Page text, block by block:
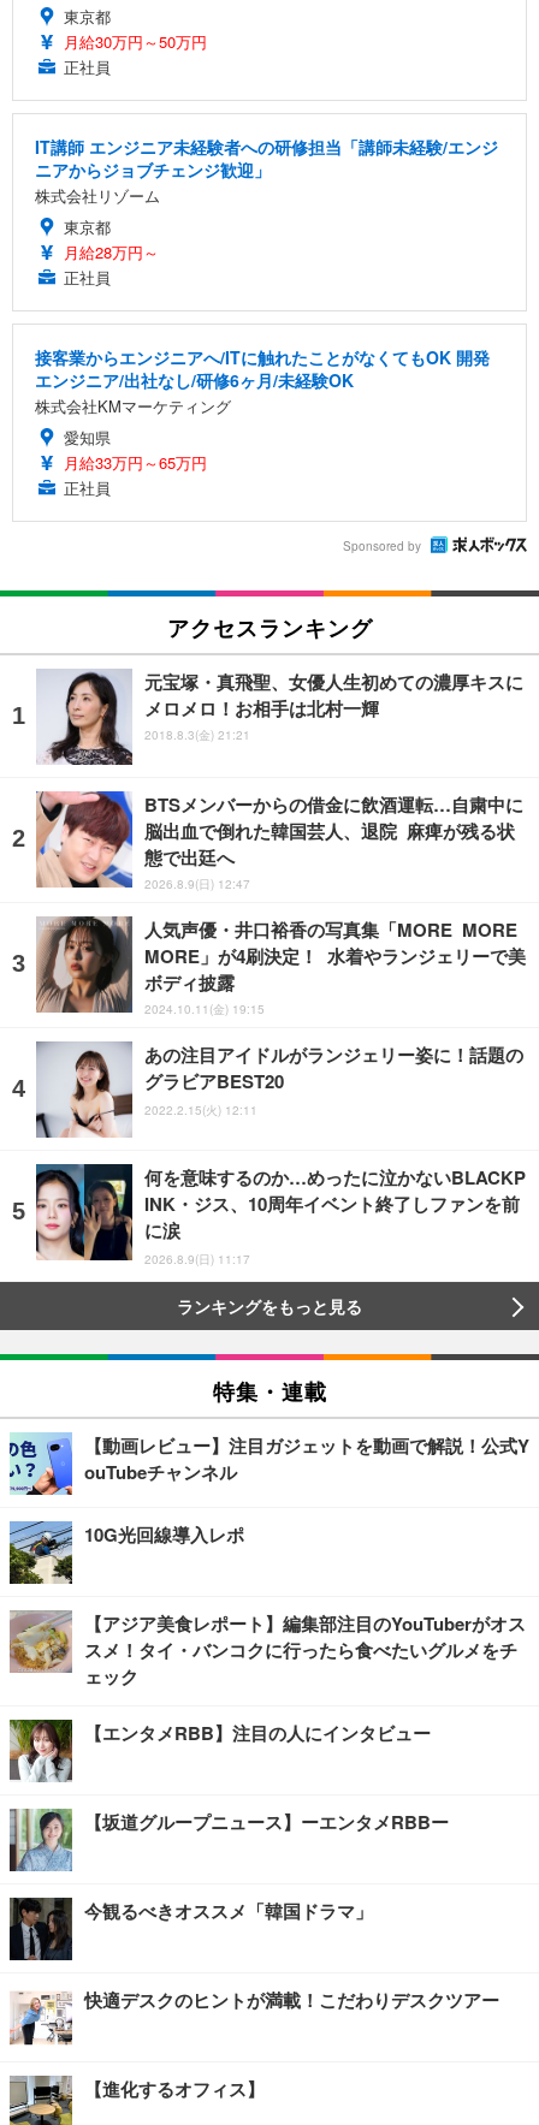
東京都
月給30万円～50万円
正社員
IT講師 エンジニア未経験者への研修担当「講師未経験/エンジ
ニアからジョブチェンジ歓迎」
株式会社リゾーム
東京都
月給28万円～
正社員
接客業からエンジニアへ/ITに触れたことがなくてもOK 開発
エンジニア/出社なし/研修6ヶ月/未経験OK
株式会社KMマーケティング
愛知県
月給33万円～65万円
正社員
Sponsored by
アクセスランキング
元宝塚・真飛聖、女優人生初めての濃厚キスに
メロメロ！お相手は北村一輝
2018.8.3(金) 21:21
BTSメンバーからの借金に飲酒運転…自粛中に
脳出血で倒れた韓国芸人、退院 麻痺が残る状
態で出廷へ
2026.8.9(日) 12:47
人気声優・井口裕香の写真集「MORE MORE
MORE」が4刷決定！ 水着やランジェリーで美
ボディ披露
2024.10.11(金) 19:15
あの注目アイドルがランジェリー姿に！話題の
グラビアBEST20
2022.2.15(火) 12:11
何を意味するのか…めったに泣かないBLACKP
INK・ジス、10周年イベント終了しファンを前
に涙
2026.8.9(日) 11:17
ランキングをもっと見る
特集・連載
【動画レビュー】注目ガジェットを動画で解説！公式Y
ouTubeチャンネル
10G光回線導入レポ
【アジア美食レポート】編集部注目のYouTuberがオス
スメ！タイ・バンコクに行ったら食べたいグルメをチ
ェック
【エンタメRBB】注目の人にインタビュー
【坂道グループニュース】ーエンタメRBBー
今観るべきオススメ「韓国ドラマ」
快適デスクのヒントが満載！こだわりデスクツアー
【進化するオフィス】